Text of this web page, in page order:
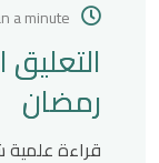
a minute
رمضان
قراءة علمية